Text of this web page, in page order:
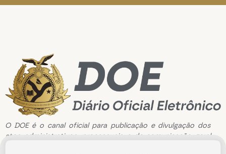
O DOE é o canal oficial para publicação e divulgação dos
atos administrativos, processuais e de comunicação geral